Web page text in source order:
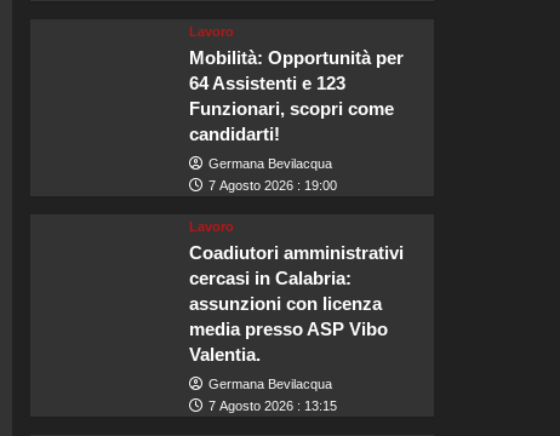
Lavoro
Mobilità: Opportunità per
64 Assistenti e 123
Funzionari, scopri come
candidarti!
Germana Bevilacqua
7 Agosto 2026 : 19:00
Lavoro
Coadiutori amministrativi
cercasi in Calabria:
assunzioni con licenza
media presso ASP Vibo
Valentia.
Germana Bevilacqua
7 Agosto 2026 : 13:15